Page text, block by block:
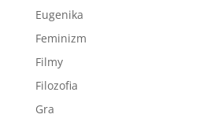
Eugenika
Feminizm
Filmy
Filozofia
Gra